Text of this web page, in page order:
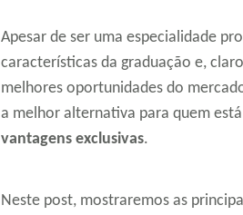
Apesar de ser uma especialidade
características da graduação e,
melhores oportunidades do
a melhor alternativa para quem
vantagens exclusivas.
Neste post, mostraremos as